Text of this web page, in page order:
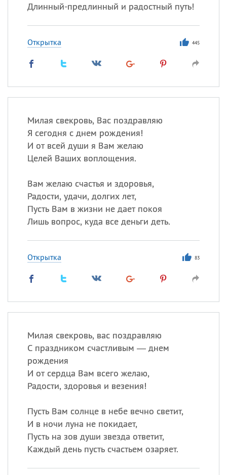
Длинный-предлинный и радостный путь!
Открытка 445
Милая свекровь, Вас поздравляю
Я сегодня с днем рождения!
И от всей души я Вам желаю
Целей Ваших воплощения.
Вам желаю счастья и здоровья,
Радости, удачи, долгих лет,
Пусть Вам в жизни не дает покоя
Лишь вопрос, куда все деньги деть.
Открытка 83
Милая свекровь, вас поздравляю
С праздником счастливым — днем
рождения
И от сердца Вам всего желаю,
Радости, здоровья и везения!
Пусть Вам солнце в небе вечно светит,
И в ночи луна не покидает,
Пусть на зов души звезда ответит,
Каждый день пусть счастьем озаряет.